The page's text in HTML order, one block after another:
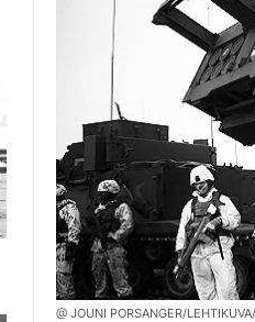
@ JOUNI PORSANGER/